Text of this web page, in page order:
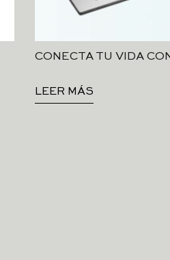
CONECTA TU VIDA
LEER MÁS